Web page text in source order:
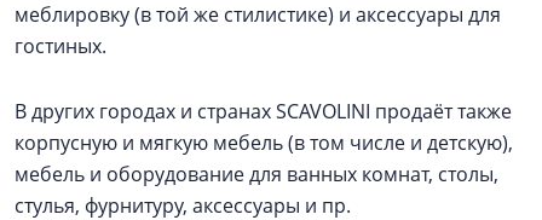
меблировку (в той же стилистике) и аксессуары для
гостиных.
В других городах и странах SCAVOLINI продаёт также
корпусную и мягкую мебель (в том числе и детскую),
мебель и оборудование для ванных комнат, столы,
стулья, фурнитуру, аксессуары и пр.